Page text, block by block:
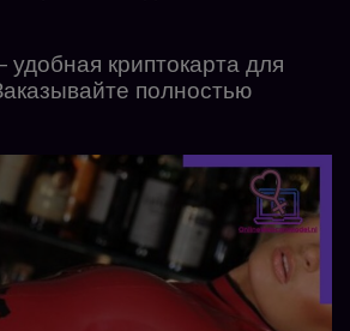
криптокарта для
полностью